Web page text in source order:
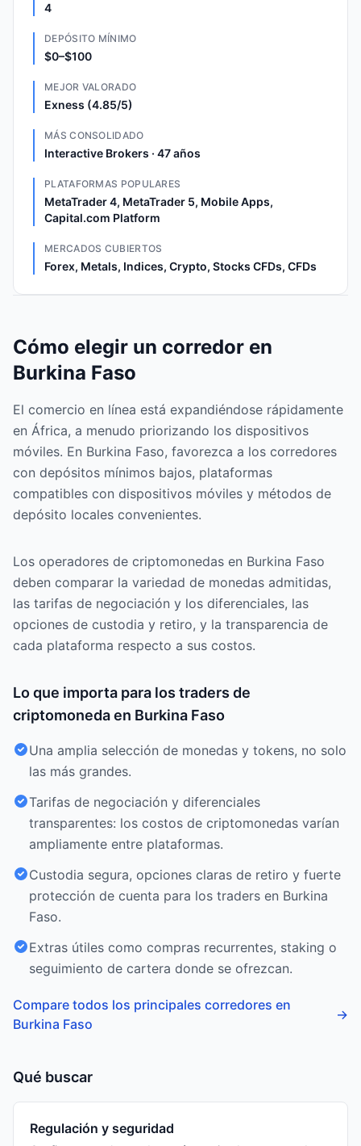
4
DEPÓSITO MÍNIMO
$0–$100
MEJOR VALORADO
Exness (4.85/5)
MÁS CONSOLIDADO
Interactive Brokers · 47 años
PLATAFORMAS POPULARES
MetaTrader 4, MetaTrader 5, Mobile Apps,
Capital.com Platform
MERCADOS CUBIERTOS
Forex, Metals, Indices, Crypto, Stocks CFDs, CFDs
Cómo elegir un corredor en
Burkina Faso
El comercio en línea está expandiéndose rápidamente
en África, a menudo priorizando los dispositivos
móviles. En Burkina Faso, favorezca a los corredores
con depósitos mínimos bajos, plataformas
compatibles con dispositivos móviles y métodos de
depósito locales convenientes.
Los operadores de criptomonedas en Burkina Faso
deben comparar la variedad de monedas admitidas,
las tarifas de negociación y los diferenciales, las
opciones de custodia y retiro, y la transparencia de
cada plataforma respecto a sus costos.
Lo que importa para los traders de
criptomoneda en Burkina Faso
Una amplia selección de monedas y tokens, no solo
las más grandes.
Tarifas de negociación y diferenciales
transparentes: los costos de criptomonedas varían
ampliamente entre plataformas.
Custodia segura, opciones claras de retiro y fuerte
protección de cuenta para los traders en Burkina
Faso.
Extras útiles como compras recurrentes, staking o
seguimiento de cartera donde se ofrezcan.
Compare todos los principales corredores en
Burkina Faso
→
Qué buscar
Regulación y seguridad